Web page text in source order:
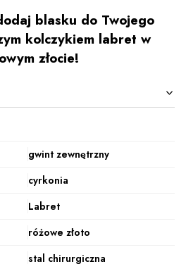
blasku do Twojego
kolczykiem labret w
złocie!
gwint zewnętrzny
cyrkonia
Labret
różowe złoto
stal chirurgiczna